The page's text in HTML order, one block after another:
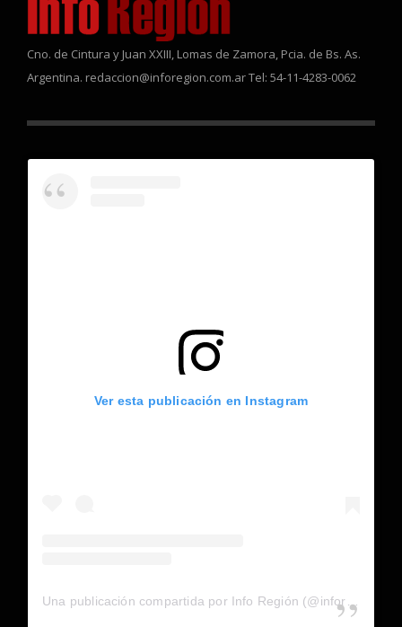
Cno. de Cintura y Juan XXIII, Lomas de Zamora, Pcia. de Bs. As.
Argentina. redaccion@inforegion.com.ar Tel: 54-11-4283-0062
Ver esta publicación en Instagram
Una publicación compartida por Info Región (@inforegion_redes)